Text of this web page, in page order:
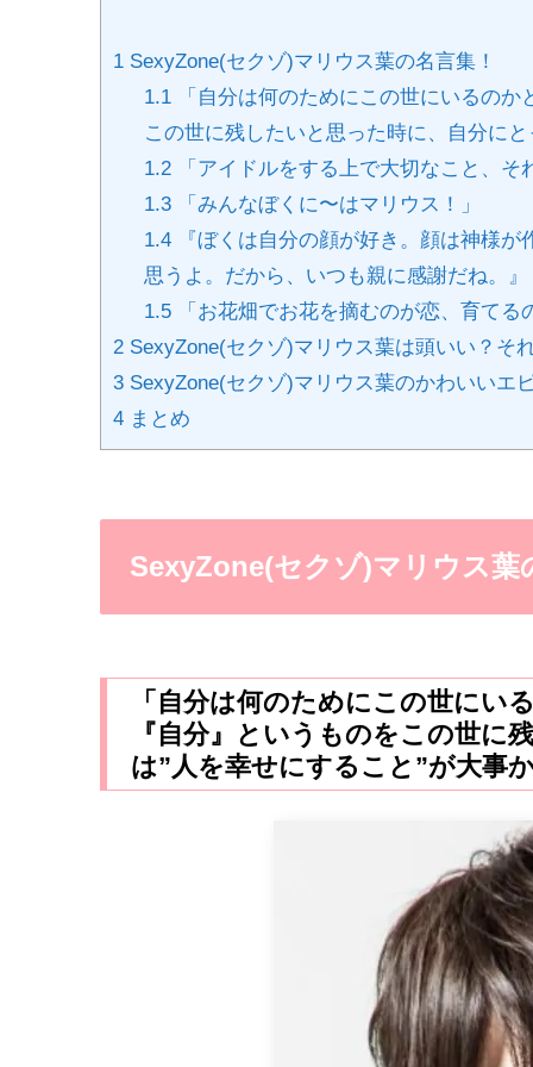
1 SexyZone(セクゾ)マリウス葉の名言集！
1.1「自分は何のためにこの世にいるのか
この世に残したいと思った時に、自分に
1.2「アイドルをする上で大切なこと、そ
1.3「みんなぼくに〜はマリウス！」
1.4『ぼくは自分の顔が好き。顔は神様が
思うよ。だから、いつも親に感謝だね。』
1.5「お花畑でお花を摘むのが恋、育てる
2 SexyZone(セクゾ)マリウス葉は頭いい？そ
3 SexyZone(セクゾ)マリウス葉のかわいいエ
4 まとめ
SexyZone(セクゾ)マリウス葉
「自分は何のためにこの世にい
『自分』というものをこの世に
は”人を幸せにすること”が大事